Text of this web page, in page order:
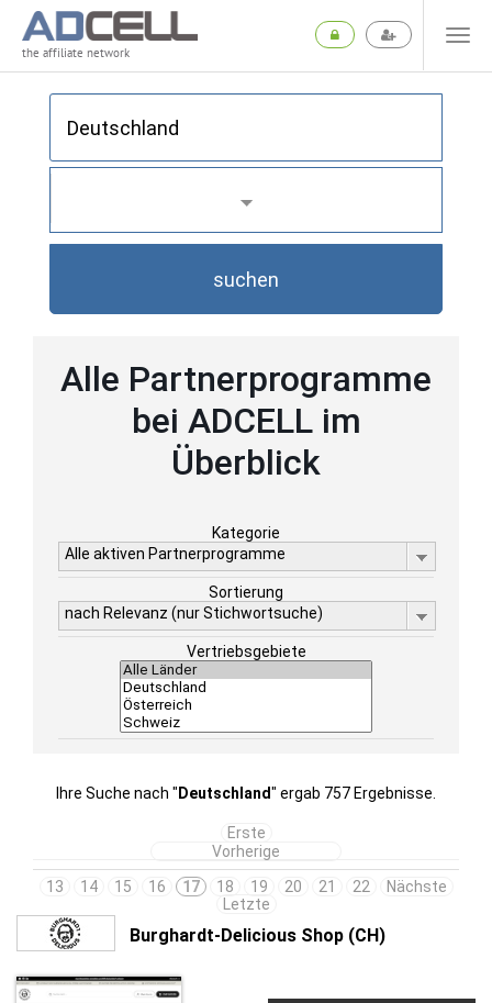
the affiliate network
suchen
Alle Partnerprogramme
bei ADCELL im
Überblick
Kategorie
Alle aktiven Partnerprogramme
Sortierung
nach Relevanz (nur Stichwortsuche)
Vertriebsgebiete
Ihre Suche nach " Deutschland" ergab 757 Ergebnisse.
Erste
Vorherige
13
14 15 16 17 18 19 20 21 22
Nächste
Letzte
Burghardt-Delicious Shop (CH)